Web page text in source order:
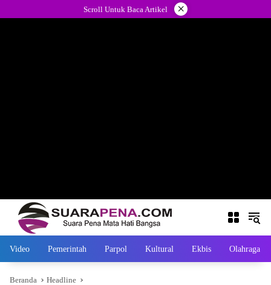
ke
Scroll Untuk Baca Artikel ×
Video Pemerintah Parpol Kultural Ekbis Olahraga
Beranda Headline